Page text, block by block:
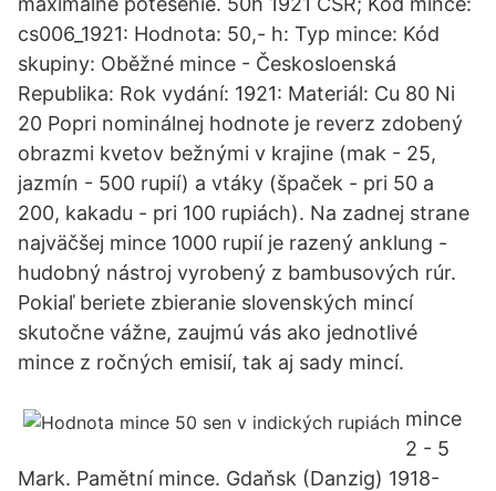
cs006_1921: Hodnota: 50,- h: Typ mince: Kód
skupiny: Oběžné mince - Českosloenská
Republika: Rok vydání: 1921: Materiál: Cu 80 Ni
20 Popri nominálnej hodnote je reverz zdobený
obrazmi kvetov bežnými v krajine (mak - 25,
jazmín - 500 rupií) a vtáky (špaček - pri 50 a
200, kakadu - pri 100 rupiách). Na zadnej strane
najväčšej mince 1000 rupií je razený anklung -
hudobný nástroj vyrobený z bambusových rúr.
Pokiaľ beriete zbieranie slovenských mincí
skutočne vážne, zaujmú vás ako jednotlivé
mince z ročných emisií, tak aj sady mincí.
mince
2 - 5
Mark. Pamětní mince. Gdaňsk (Danzig) 1918-